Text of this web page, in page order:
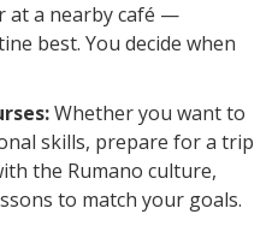
at a nearby café —
best. You decide when
Whether you want to
skills, prepare for a trip
the Rumano culture,
to match your goals.